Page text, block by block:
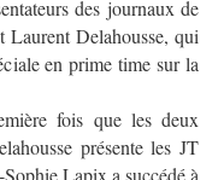
des journaux de
Delahousse, qui
en prime time sur la
fois que les deux
présente les JT
Lapix a succédé à